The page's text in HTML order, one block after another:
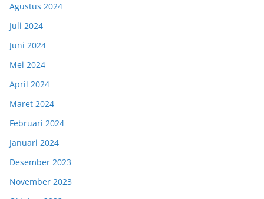
Agustus 2024
Juli 2024
Juni 2024
Mei 2024
April 2024
Maret 2024
Februari 2024
Januari 2024
Desember 2023
November 2023